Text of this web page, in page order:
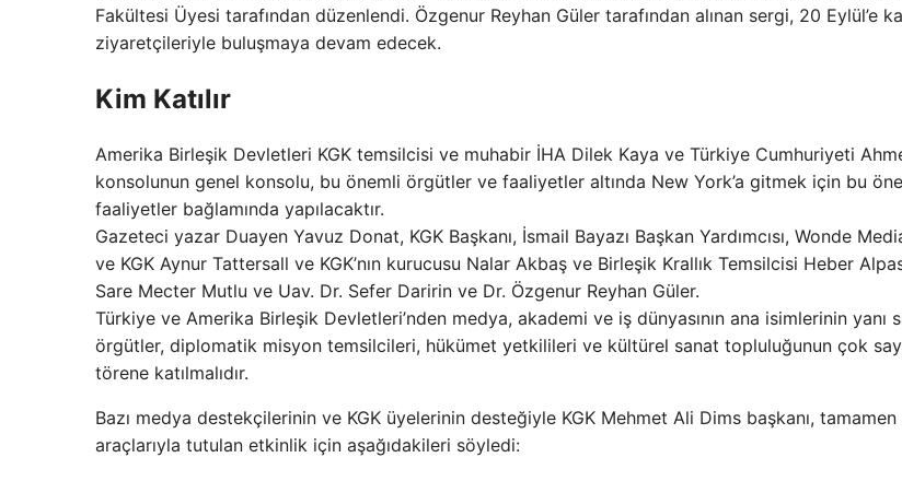
Fakültesi Üyesi tarafından düzenlendi. Özgenur Reyhan Güler tarafından alınan sergi, 20 Eylül’e
ziyaretçileriyle buluşmaya devam edecek.
Kim Katılır
Amerika Birleşik Devletleri KGK temsilcisi ve muhabir İHA Dilek Kaya ve Türkiye Cumhuriyeti
konsolunun genel konsolu, bu önemli örgütler ve faaliyetler altında New York’a gitmek için bu
faaliyetler bağlamında yapılacaktır.
Gazeteci yazar Duayen Yavuz Donat, KGK Başkanı, İsmail Bayazı Başkan Yardımcısı, Wonde
ve KGK Aynur Tattersall ve KGK’nın kurucusu Nalar Akbaş ve Birleşik Krallık Temsilcisi Heber
Sare Mecter Mutlu ve Uav. Dr. Sefer Daririn ve Dr. Özgenur Reyhan Güler.
Türkiye ve Amerika Birleşik Devletleri’nden medya, akademi ve iş dünyasının ana isimlerinin yanı
örgütler, diplomatik misyon temsilcileri, hükümet yetkilileri ve kültürel sanat topluluğunun çok
törene katılmalıdır.
Bazı medya destekçilerinin ve KGK üyelerinin desteğiyle KGK Mehmet Ali Dims başkanı,
araçlarıyla tutulan etkinlik için aşağıdakileri söyledi: